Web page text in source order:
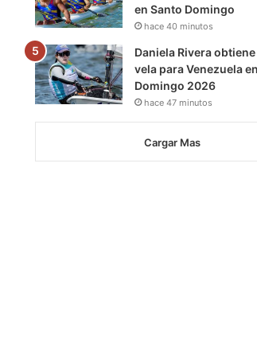
en Santo Domingo
hace 40 minutos
Daniela Rivera
vela para Venezuela
Domingo 2026
hace 47 minutos
Cargar Mas